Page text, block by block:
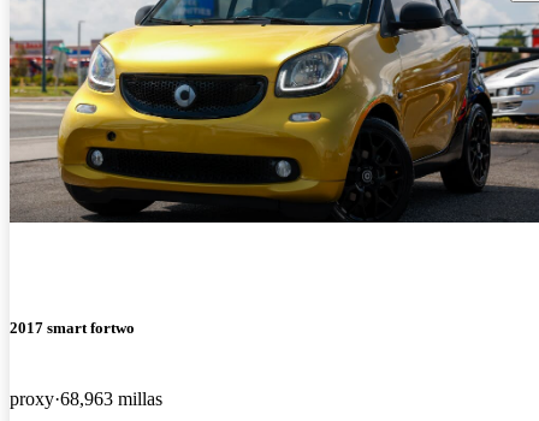
2017 smart fortwo
proxy 68,963 millas